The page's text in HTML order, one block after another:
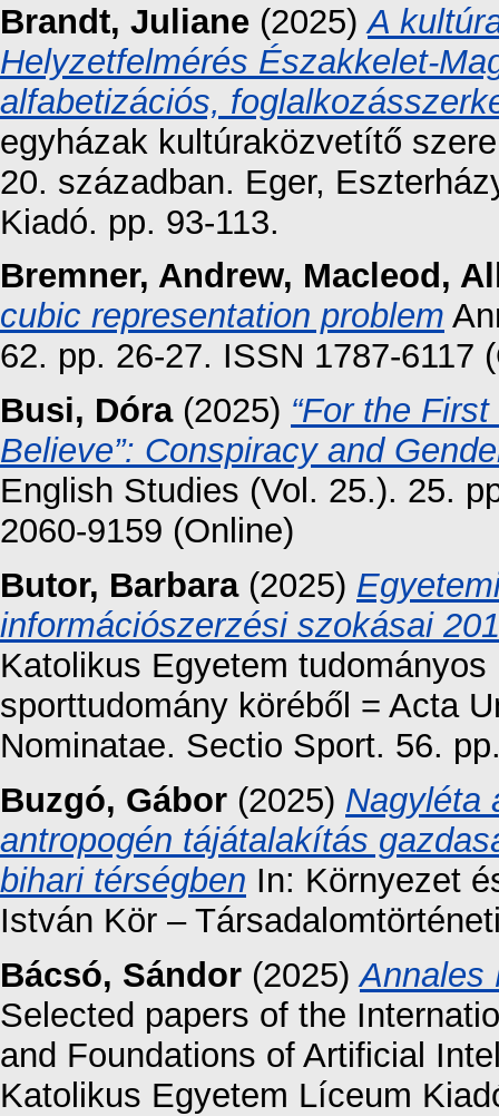
Brandt, Juliane (2025)A
Helyzetfelmérés Északkelet-
alfabetizációs,
egyházak kultúraközvetítő
20. században. Eger,
Kiadó. pp. 93-113.
Bremner, Andrew, Macleod,
cubic representation problem
62. pp. 26-27. ISSN 1787-6117
Busi, Dóra(2025) “For the
Believe”: Conspiracy and
English Studies (Vol. 25.). 25.
2060-9159 (Online)
Butor, Barbara(2025)
információszerzési szokásai
Katolikus Egyetem
sporttudomány köréből = Acta
Nominatae. Sectio Sport. 56.
Buzgó, Gábor (2025) Nagyléta
antropogén tájátalakítás
bihari térségben In: Környezet
István Kör –
Bácsó, Sándor (2025)Annales
Selected papers of the
and Foundations of Artificial
Katolikus Egyetem Líceum